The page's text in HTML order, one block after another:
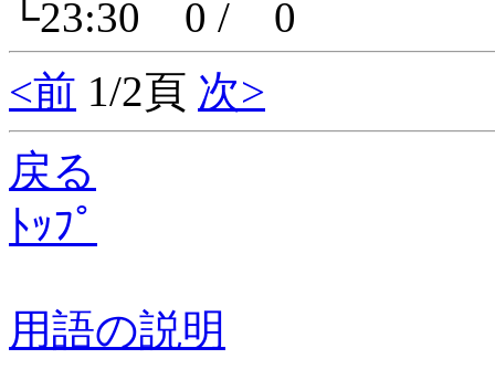
└23:30 0 / 0
<前 1/2頁 次>
戻る
ﾄｯﾌﾟ
用語の説明